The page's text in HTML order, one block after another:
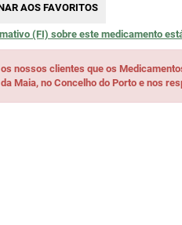
AOS FAVORITOS
(FI) sobre este medicamento
nossos clientes que os
Maia, no Concelho do Porto e nos